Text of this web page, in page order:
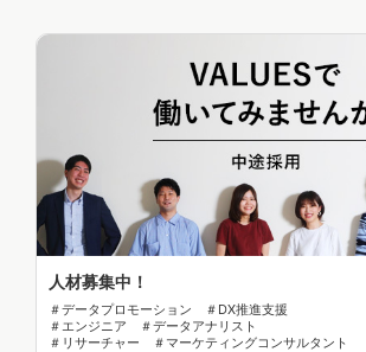
人材募集中！
＃データプロモーション ＃DX推進支援
＃エンジニア ＃データアナリスト
＃リサーチャー ＃マーケティングコンサルタント